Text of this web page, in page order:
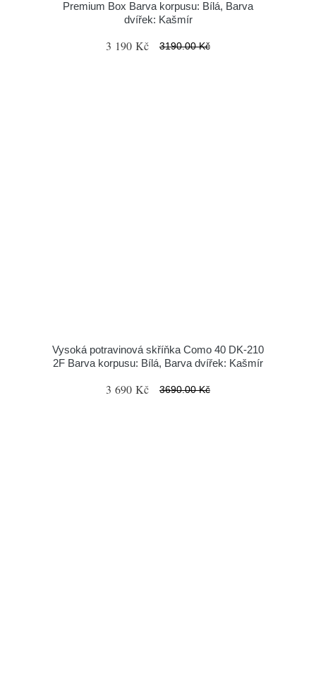
Premium Box Barva korpusu: Bílá, Barva
dvířek: Kašmír
3 190 Kč 3190.00 Kč
Vysoká potravinová skříňka Como 40 DK-210
2F Barva korpusu: Bílá, Barva dvířek: Kašmír
3 690 Kč 3690.00 Kč